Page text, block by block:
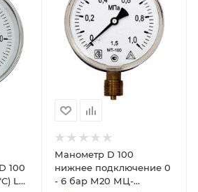
100
L
Манометр D 100
нижнее подключение 0
- 6 бар М20 МЦ-